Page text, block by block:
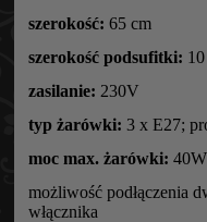
szerokość: 65 cm
szerokość podsufitki:
zasilanie: 230V
typ żarówki: 3 x E27;
moc max. żarówki: 40W
możliwość podłączenia
włącznika